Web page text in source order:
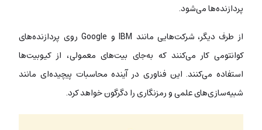
پردازنده‌ها می‌شود.
از طرف دیگر، شرکت‌هایی مانند IBM و Google روی پردازنده‌های
کوانتومی کار می‌کنند که به‌جای بیت‌های معمولی، از کیوبیت‌ها
استفاده می‌کنند. این فناوری در آینده محاسبات پیچیده‌ای مانند
شبیه‌سازی‌های علمی و رمزنگاری را دگرگون خواهد کرد.